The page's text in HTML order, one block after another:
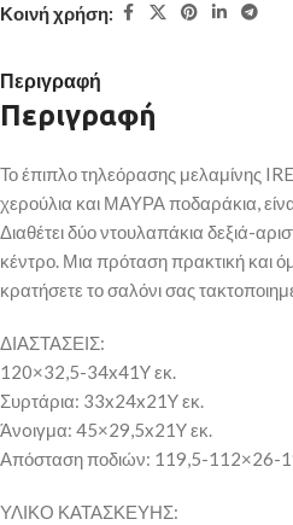
Κοινή χρήση:
Περιγραφή
Περιγραφή
Το έπιπλο τηλεόρασης μελαμίνης
χερούλια και ΜΑΥΡΑ ποδαράκια,
Διαθέτει δύο ντουλαπάκια δεξιά-
κέντρο. Μια πρόταση πρακτική και
κρατήσετε το σαλόνι σας
ΔΙΑΣΤΑΣΕΙΣ:
120×32,5-34x41Y εκ.
Συρτάρια: 33x24x21Y εκ.
Άνoιγμα: 45×29,5x21Y εκ.
Απόσταση ποδιών: 119,5-112×26-
ΥΛΙΚΟ ΚΑΤΑΣΚΕΥΗΣ: